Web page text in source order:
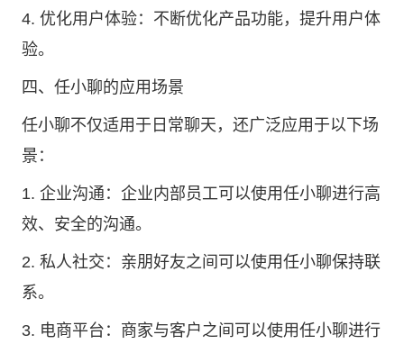
4. 优化用户体验：不断优化产品功能，提升用户体
验。
四、任小聊的应用场景
任小聊不仅适用于日常聊天，还广泛应用于以下场
景：
1. 企业沟通：企业内部员工可以使用任小聊进行高
效、安全的沟通。
2. 私人社交：亲朋好友之间可以使用任小聊保持联
系。
3. 电商平台：商家与客户之间可以使用任小聊进行